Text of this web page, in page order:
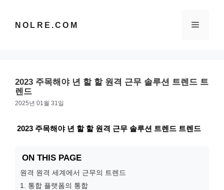
NOLRE.COM 메
2023 주목해야 년 할 할 원격 근무 솔루션 트렌드 트
렌드
2025년 01월 31일
2023 주목해야 년 할 할 원격 근무 솔루션 트렌드 트렌드
ON THIS PAGE
원격 원격 세계에서 근무의 트렌드
1. 통합 플랫폼의 통합